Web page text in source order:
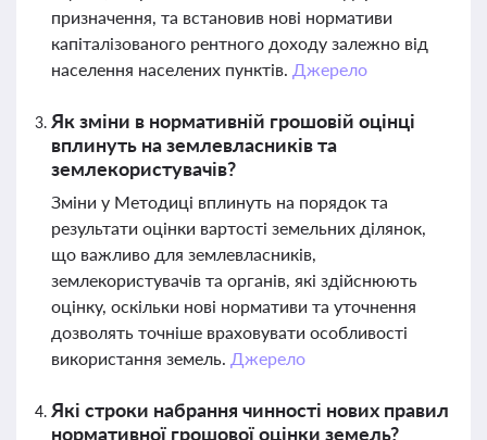
призначення, та встановив нові нормативи
капіталізованого рентного доходу залежно від
населення населених пунктів. Джерело
Як зміни в нормативній грошовій оцінці
вплинуть на землевласників та
землекористувачів?
Зміни у Методиці вплинуть на порядок та
результати оцінки вартості земельних ділянок,
що важливо для землевласників,
землекористувачів та органів, які здійснюють
оцінку, оскільки нові нормативи та уточнення
дозволять точніше враховувати особливості
використання земель. Джерело
Які строки набрання чинності нових правил
нормативної грошової оцінки земель?